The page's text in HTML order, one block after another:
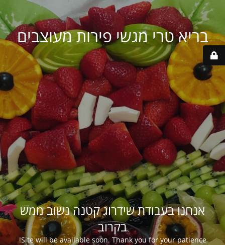
בריא טרי מגשי פירות מעוצבים
אנחנו בעבודת שידרוג קטנה נשוב ממש
בקרוב
Site will be available soon. Thank you for your patience!